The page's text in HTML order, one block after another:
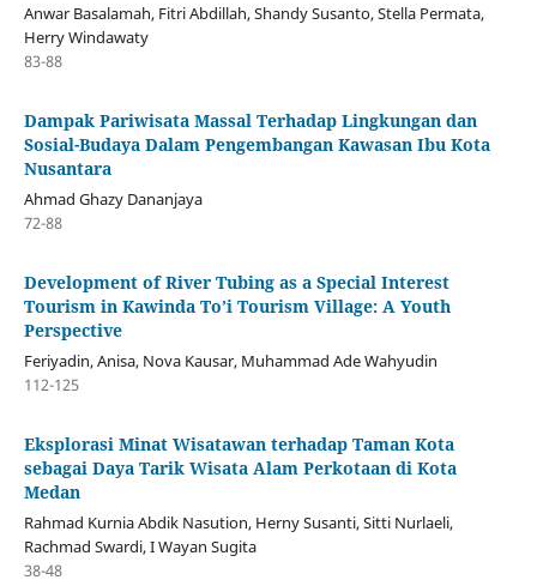
Anwar Basalamah, Fitri Abdillah, Shandy Susanto, Stella Permata,
Herry Windawaty
83-88
Dampak Pariwisata Massal Terhadap Lingkungan dan
Sosial-Budaya Dalam Pengembangan Kawasan Ibu Kota
Nusantara
Ahmad Ghazy Dananjaya
72-88
Development of River Tubing as a Special Interest
Tourism in Kawinda To’i Tourism Village: A Youth
Perspective
Feriyadin, Anisa, Nova Kausar, Muhammad Ade Wahyudin
112-125
Eksplorasi Minat Wisatawan terhadap Taman Kota
sebagai Daya Tarik Wisata Alam Perkotaan di Kota
Medan
Rahmad Kurnia Abdik Nasution, Herny Susanti, Sitti Nurlaeli,
Rachmad Swardi, I Wayan Sugita
38-48